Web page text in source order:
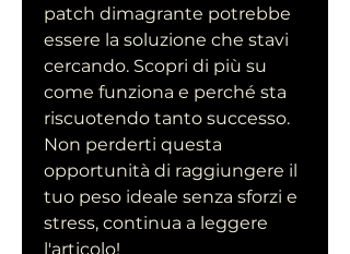
patch dimagrante potrebbe
essere la soluzione che stavi
cercando. Scopri di più su
come funziona e perché sta
riscuotendo tanto successo.
Non perderti questa
opportunità di raggiungere il
tuo peso ideale senza sforzi e
stress, continua a leggere
l'articolo!